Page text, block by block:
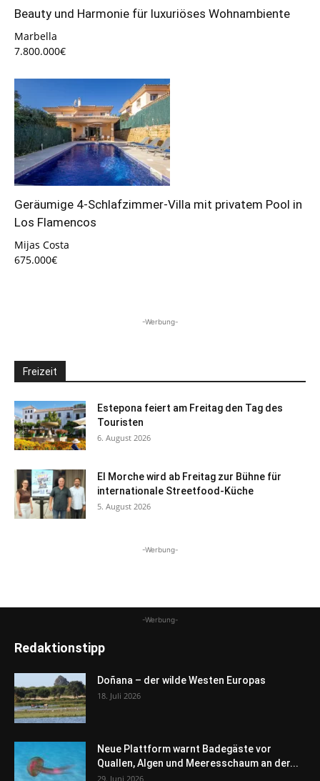
Beauty und Harmonie für luxuriöses Wohnambiente
Marbella
7.800.000€
Geräumige 4-Schlafzimmer-Villa mit privatem Pool in
Los Flamencos
Mijas Costa
675.000€
-Werbung-
Freizeit
Estepona feiert am Freitag den Tag des
Touristen
6. August 2026
El Morche wird ab Freitag zur Bühne für
internationale Streetfood-Küche
5. August 2026
-Werbung-
-Werbung-
Redaktionstipp
Doñana – der wilde Westen Europas
18. Juli 2026
Neue Plattform warnt Badegäste vor
Quallen, Algen und Meeresschaum an der...
29. Juni 2026